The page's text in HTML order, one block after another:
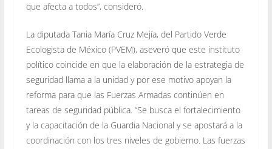
que afecta a todos”, consideró.
La diputada Tania María Cruz Mejía, del Partido Verde
Ecologista de México (PVEM), aseveró que este instituto
político coincide en que la elaboración de la estrategia de
seguridad llama a la unidad y por ese motivo apoyan la
reforma para que las Fuerzas Armadas continúen en
tareas de seguridad pública. “Se busca el fortalecimiento
y la capacitación de la Guardia Nacional y se apostará a la
coordinación con los tres niveles de gobierno. Las fuerzas